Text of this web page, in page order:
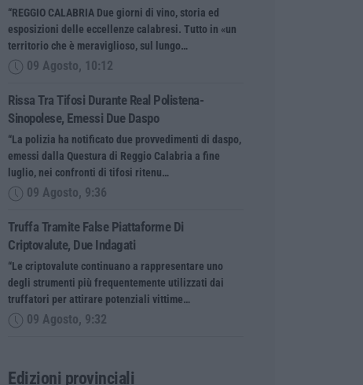
“REGGIO CALABRIA Due giorni di vino, storia ed
esposizioni delle eccellenze calabresi. Tutto in «un
territorio che è meraviglioso, sul lungo…
09 Agosto, 10:12
Rissa Tra Tifosi Durante Real Polistena-
Sinopolese, Emessi Due Daspo
“La polizia ha notificato due provvedimenti di daspo,
emessi dalla Questura di Reggio Calabria a fine
luglio, nei confronti di tifosi ritenu…
09 Agosto, 9:36
Truffa Tramite False Piattaforme Di
Criptovalute, Due Indagati
“Le criptovalute continuano a rappresentare uno
degli strumenti più frequentemente utilizzati dai
truffatori per attirare potenziali vittime…
09 Agosto, 9:32
Edizioni provinciali